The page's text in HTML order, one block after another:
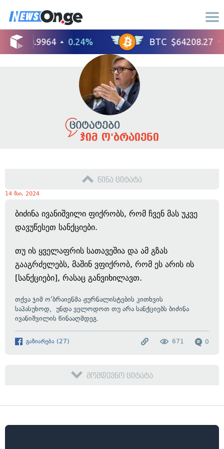
ჯიმ ო'ბრაიენი
წინა ციტატა
14 მაი, 2024
ბიძინა ივანიშვილი ფიქრობს, რომ ჩვენ მას უკვე
დავუწესეთ სანქციები.
თუ ის ყველაფრის სათავეშია და ამ გზას
გააგრძელებს, მაშინ ვფიქრობ, რომ ეს არის ის
[სანქციები], რასაც განვიხილავთ.
თქვა ჯიმ ო'ბრაიენმა ჟურნალისტების კითხვის
საპასუხოდ, უნდა ველოდოთ თუ არა სანქციებს ბიძინა
ივანიშვილის წინააღმდეგ.
გაზიარება (27) 0
671
მომდევნო ციტატა